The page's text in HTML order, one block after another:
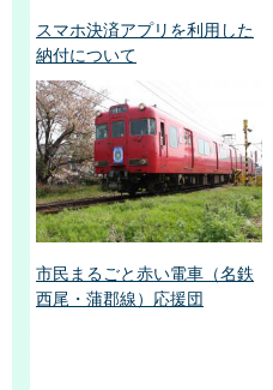
スマホ決済アプリを利用した
納付について
市民まるごと赤い電車（名鉄
西尾・蒲郡線）応援団